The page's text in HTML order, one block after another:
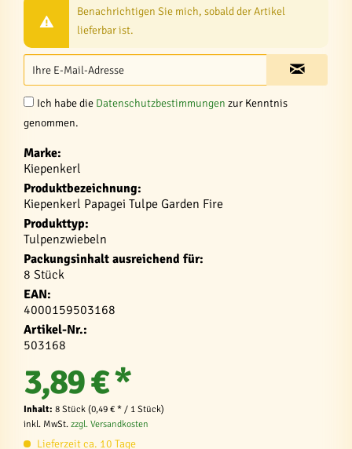
Benachrichtigen Sie mich, sobald der Artikel
lieferbar ist.
Ich habe die Datenschutzbestimmungen zur Kenntnis
genommen.
Marke:
Kiepenkerl
Produktbezeichnung:
Kiepenkerl Papagei Tulpe Garden Fire
Produkttyp:
Tulpenzwiebeln
Packungsinhalt ausreichend für:
8 Stück
EAN:
4000159503168
Artikel-Nr.:
503168
3,89 € *
Inhalt: 8 Stück (0,49 € * / 1 Stück)
inkl. MwSt. zzgl. Versandkosten
Lieferzeit ca. 10 Tage